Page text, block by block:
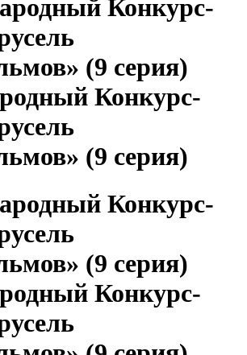
Конкурс-
(9 серия)
Конкурс-